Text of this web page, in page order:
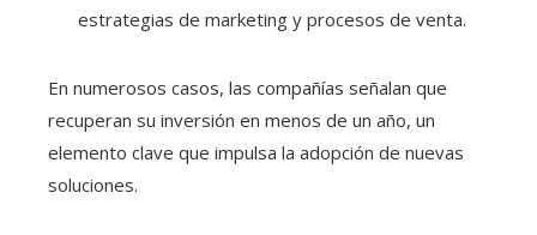
estrategias de marketing y procesos de venta.
En numerosos casos, las compañías señalan que
recuperan su inversión en menos de un año, un
elemento clave que impulsa la adopción de nuevas
soluciones.